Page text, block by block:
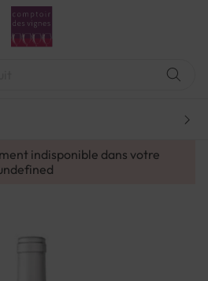
indisponible dans votre